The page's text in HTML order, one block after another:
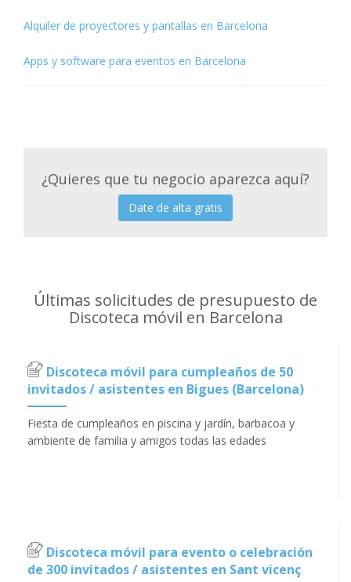
Alquiler de proyectores y pantallas en Barcelona
Apps y software para eventos en Barcelona
¿Quieres que tu negocio aparezca aquí?
Date de alta gratis
Últimas solicitudes de presupuesto de
Discoteca móvil en Barcelona
Discoteca móvil para cumpleaños de 50
invitados / asistentes en Bigues (Barcelona)
Fiesta de cumpleaños en piscina y jardín, barbacoa y
ambiente de familia y amigos todas las edades
Discoteca móvil para evento o celebración
de 300 invitados / asistentes en Sant vicenç